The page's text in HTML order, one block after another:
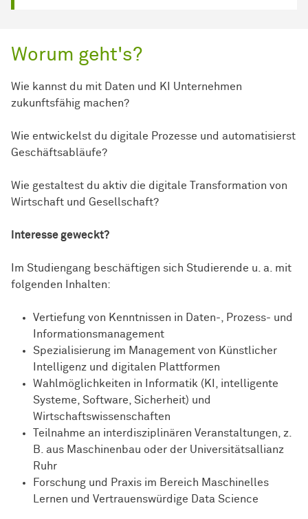
Worum geht's?
Wie kannst du mit Daten und KI Unternehmen
zukunftsfähig machen?
Wie entwickelst du digitale Prozesse und automatisierst
Geschäftsabläufe?
Wie gestaltest du aktiv die digitale Transformation von
Wirtschaft und Gesellschaft?
Interesse geweckt?
Im Studiengang beschäftigen sich Studierende u. a. mit
folgenden Inhalten:
Vertiefung von Kenntnissen in Daten-, Prozess- und
Informationsmanagement
Spezialisierung im Management von Künstlicher
Intelligenz und digitalen Plattformen
Wahlmöglichkeiten in Informatik (KI, intelligente
Systeme, Software, Sicherheit) und
Wirtschaftswissenschaften
Teilnahme an interdisziplinären Veranstaltungen, z.
B. aus Maschinenbau oder der Universitätsallianz
Ruhr
Forschung und Praxis im Bereich Maschinelles
Lernen und Vertrauenswürdige Data Science